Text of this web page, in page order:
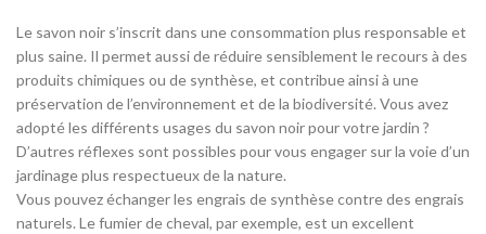
Le savon noir s’inscrit dans une consommation plus responsable et
plus saine. Il permet aussi de réduire sensiblement le recours à des
produits chimiques ou de synthèse, et contribue ainsi à une
préservation de l’environnement et de la biodiversité. Vous avez
adopté les différents usages du savon noir pour votre jardin ?
D’autres réflexes sont possibles pour vous engager sur la voie d’un
jardinage plus respectueux de la nature.
Vous pouvez échanger les engrais de synthèse contre des engrais
naturels. Le fumier de cheval, par exemple, est un excellent